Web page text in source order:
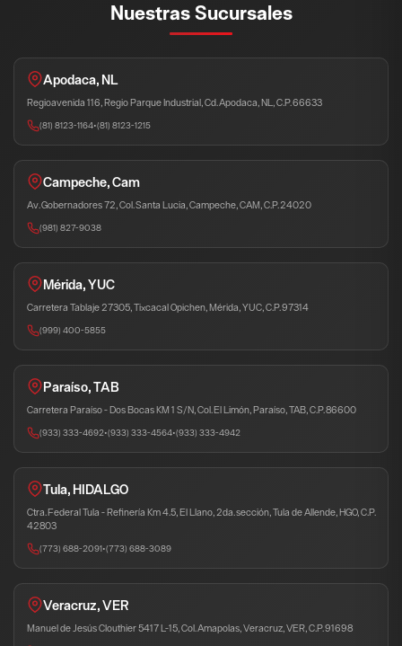
Nuestras Sucursales
Apodaca, NL
Regioavenida 116, Regio Parque Industrial, Cd. Apodaca, NL, C.P. 66633
(81) 8123-1164•(81) 8123-1215
Campeche, Cam
Av. Gobernadores 72, Col. Santa Lucia, Campeche, CAM, C.P. 24020
(981) 827-9038
Mérida, YUC
Carretera Tablaje 27305, Tixcacal Opichen, Mérida, YUC, C.P. 97314
(999) 400-5855
Paraíso, TAB
Carretera Paraíso - Dos Bocas KM 1 S/N, Col. El Limón, Paraíso, TAB, C.P. 86600
(933) 333-4692•(933) 333-4564•(933) 333-4942
Tula, HIDALGO
Ctra. Federal Tula - Refinería Km 4.5, El Llano, 2da. sección, Tula de Allende, HGO, C.P.
42803
(773) 688-2091•(773) 688-3089
Veracruz, VER
Manuel de Jesús Clouthier 5417 L-15, Col. Amapolas, Veracruz, VER, C.P. 91698